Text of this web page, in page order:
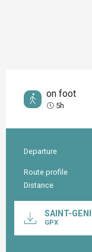
on foot
5h
Practical
Departure
Route profile
Distance
Documentation
SAINT-
GPX